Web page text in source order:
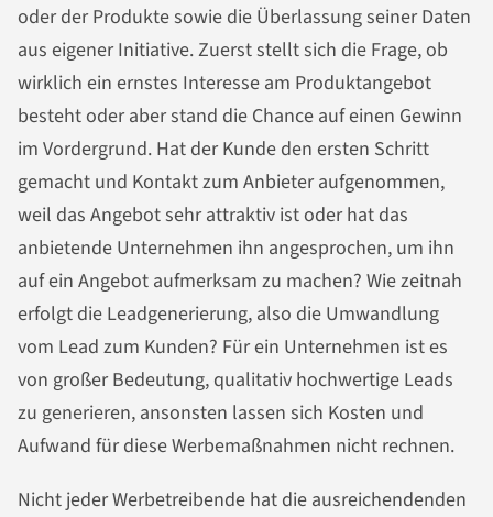
oder der Produkte sowie die Überlassung seiner Daten
aus eigener Initiative. Zuerst stellt sich die Frage, ob
wirklich ein ernstes Interesse am Produktangebot
besteht oder aber stand die Chance auf einen Gewinn
im Vordergrund. Hat der Kunde den ersten Schritt
gemacht und Kontakt zum Anbieter aufgenommen,
weil das Angebot sehr attraktiv ist oder hat das
anbietende Unternehmen ihn angesprochen, um ihn
auf ein Angebot aufmerksam zu machen? Wie zeitnah
erfolgt die Leadgenerierung, also die Umwandlung
vom Lead zum Kunden? Für ein Unternehmen ist es
von großer Bedeutung, qualitativ hochwertige Leads
zu generieren, ansonsten lassen sich Kosten und
Aufwand für diese Werbemaßnahmen nicht rechnen.
Nicht jeder Werbetreibende hat die ausreichendenden